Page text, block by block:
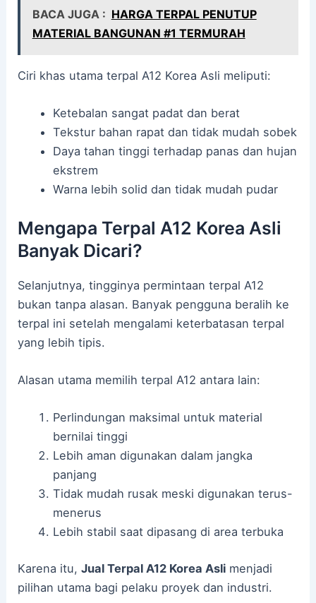
BACA JUGA : HARGA TERPAL PENUTUP
MATERIAL BANGUNAN #1 TERMURAH
Ciri khas utama terpal A12 Korea Asli meliputi:
Ketebalan sangat padat dan berat
Tekstur bahan rapat dan tidak mudah sobek
Daya tahan tinggi terhadap panas dan hujan
ekstrem
Warna lebih solid dan tidak mudah pudar
Mengapa Terpal A12 Korea Asli
Banyak Dicari?
Selanjutnya, tingginya permintaan terpal A12
bukan tanpa alasan. Banyak pengguna beralih ke
terpal ini setelah mengalami keterbatasan terpal
yang lebih tipis.
Alasan utama memilih terpal A12 antara lain:
Perlindungan maksimal untuk material
bernilai tinggi
Lebih aman digunakan dalam jangka
panjang
Tidak mudah rusak meski digunakan terus-
menerus
Lebih stabil saat dipasang di area terbuka
Karena itu,Jual Terpal A12 Korea Asli menjadi
pilihan utama bagi pelaku proyek dan industri.